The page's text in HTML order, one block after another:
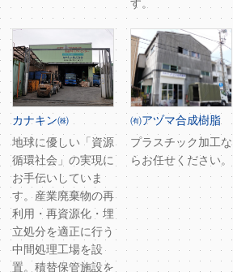
す。
カナキン㈱
地球に優しい「資源
循環社会」の実現に
お手伝いしていま
す。産業廃棄物の再
利用・再資源化・埋
立処分を適正に行う
中間処理工場を設
置。積替保管施設を
㈲アヅマ合成樹脂
プラスチック加工な
らお任せください。